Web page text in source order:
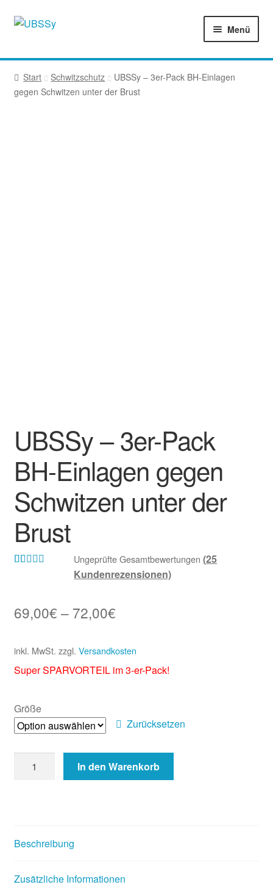
Zur
Zum
Menü
Start
AGB
Vertrag widerrufen
Warenkorb
Widerrufsbelehrung
Start Schwitzschutz
UBSSy – 3er-Pack BH-Einlagen
gegen Schwitzen unter der Brust
UBSSy – 3er-Pack
BH-Einlagen gegen
Schwitzen unter der
Brust
Kundenbewe
Ungeprüfte Gesamtbewertungen (25
Kundenrezensionen)
69,00€ – 72,00€
inkl. MwSt. zzgl. Versandkosten
Super SPARVORTEIL im 3-er-Pack!
Größe
Zurücksetzen
gegen
unter
In den Warenkorb
Beschreibung
Zusätzliche Informationen